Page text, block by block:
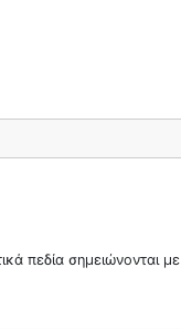
πεδία σημειώνονται με